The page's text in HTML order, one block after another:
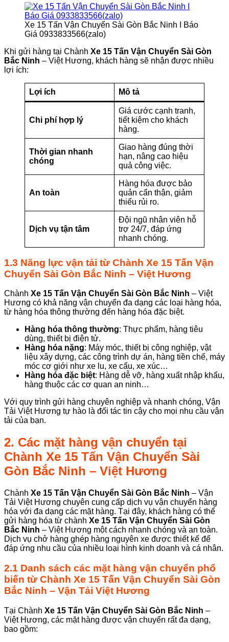
Xe 15 Tấn Vận Chuyển Sài Gòn Bắc Ninh I Báo
Giá 0933833566(zalo)
Khi gửi hàng tại Chành Xe 15 Tấn Vận Chuyển Sài Gòn
Bắc Ninh – Việt Hương, khách hàng sẽ nhận được nhiều
lợi ích:
Lợi ích Mô tả
Chi phí hợp lý
Giá cước cạnh tranh,
tiết kiệm cho khách
hàng.
Thời gian nhanh
chóng
Giao hàng đúng thời
hạn, nâng cao hiệu
quả công việc.
An toàn
Hàng hóa được bảo
quản cẩn thận, giảm
thiểu rủi ro.
Dịch vụ tận tâm
Đội ngũ nhân viên hỗ
trợ 24/7, đáp ứng
nhanh chóng.
1.3 Năng lực vận tải từ Chành Xe 15 Tấn Vận
Chuyển Sài Gòn Bắc Ninh – Việt Hương
Chành Xe 15 Tấn Vận Chuyển Sài Gòn Bắc Ninh – Việt
Hương có khả năng vận chuyển đa dạng các loại hàng hóa,
từ hàng hóa thông thường đến hàng hóa đặc biệt.
Hàng hóa thông thường: Thực phẩm, hàng tiêu
dùng, thiết bị điện tử.
Hàng hóa nặng: Máy móc, thiết bị công nghiệp, vật
liệu xây dựng, các công trình dự án, hàng tiền chế, máy
móc cơ giới như xe lu, xe cẩu, xe xúc…
Hàng hóa đặc biệt: Hàng dễ vỡ, hàng xuất nhập khẩu,
hàng thuộc các cơ quan an ninh…
Với quy trình gửi hàng chuyên nghiệp và nhanh chóng, Vận
Tải Việt Hương tự hào là đối tác tin cậy cho mọi nhu cầu vận
tải của bạn.
2. Các mặt hàng vận chuyển tại
Chành Xe 15 Tấn Vận Chuyển Sài
Gòn Bắc Ninh – Việt Hương
Chành Xe 15 Tấn Vận Chuyển Sài Gòn Bắc Ninh – Vận
Tải Việt Hương chuyên cung cấp dịch vụ vận chuyển hàng
hóa với đa dạng các mặt hàng. Tại đây, khách hàng có thể
gửi hàng hóa từ chành Xe 15 Tấn Vận Chuyển Sài Gòn
Bắc Ninh – Việt Hương một cách nhanh chóng và an toàn.
Dịch vụ chở hàng ghép hàng nguyên xe được thiết kế để
đáp ứng nhu cầu của nhiều loại hình kinh doanh và cá nhân.
2.1 Danh sách các mặt hàng vận chuyển phổ
biến từ Chành Xe 15 Tấn Vận Chuyển Sài Gòn
Bắc Ninh – Vận Tải Việt Hương
Tại Chành Xe 15 Tấn Vận Chuyển Sài Gòn Bắc Ninh –
Việt Hương, các mặt hàng được vận chuyển rất đa dạng,
bao gồm: